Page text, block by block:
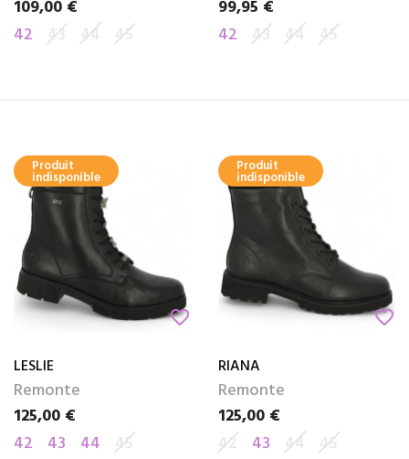
Prix
109,00 €
42 43 44 45
Prix
99,95 €
42 43 44 45
Produit
indisponible
favorite_border
LESLIE
Remonte
Prix
125,00 €
42
43 44 45
Produit
indisponible
favorite_border
RIANA
Remonte
Prix
125,00 €
42
43 44 45